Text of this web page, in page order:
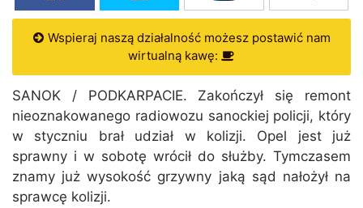
Wspieraj naszą działalność możesz postawić nam
wirtualną kawę:
SANOK / PODKARPACIE. Zakończył się remont
nieoznakowanego radiowozu sanockiej policji, który
w styczniu brał udział w kolizji. Opel jest już
sprawny i w sobotę wrócił do służby. Tymczasem
znamy już wysokość grzywny jaką sąd nałożył na
sprawcę kolizji.